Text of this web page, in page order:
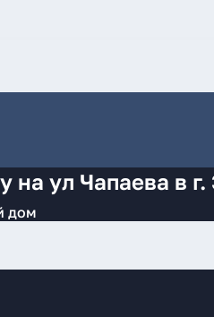
на ул Чапаева в г.
дом